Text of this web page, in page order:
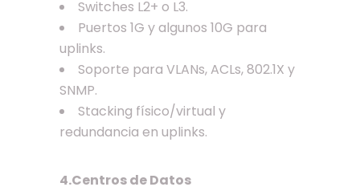
Switches L2+ o L3.
Puertos 1G y algunos 10G para
uplinks.
Soporte para VLANs, ACLs, 802.1X y
SNMP.
Stacking físico/virtual y
redundancia en uplinks.
4.Centros de Datos